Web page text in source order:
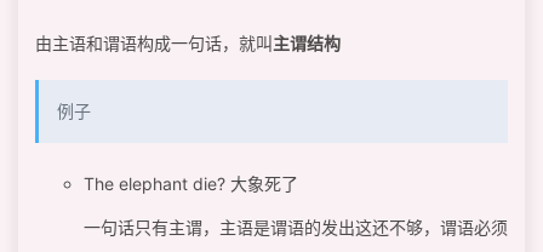
由主语和谓语构成一句话，就叫主谓结构
例子
The elephant die? 大象死了
一句话只有主谓，主语是谓语的发出这还不够，谓语必须